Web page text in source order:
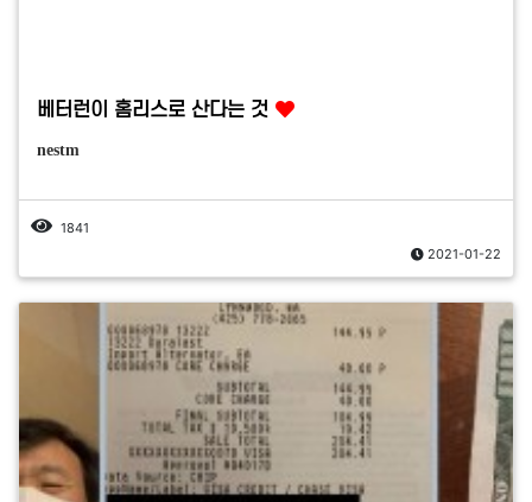
베터런이 홈리스로 산다는 것
nestm
1841
2021-01-22